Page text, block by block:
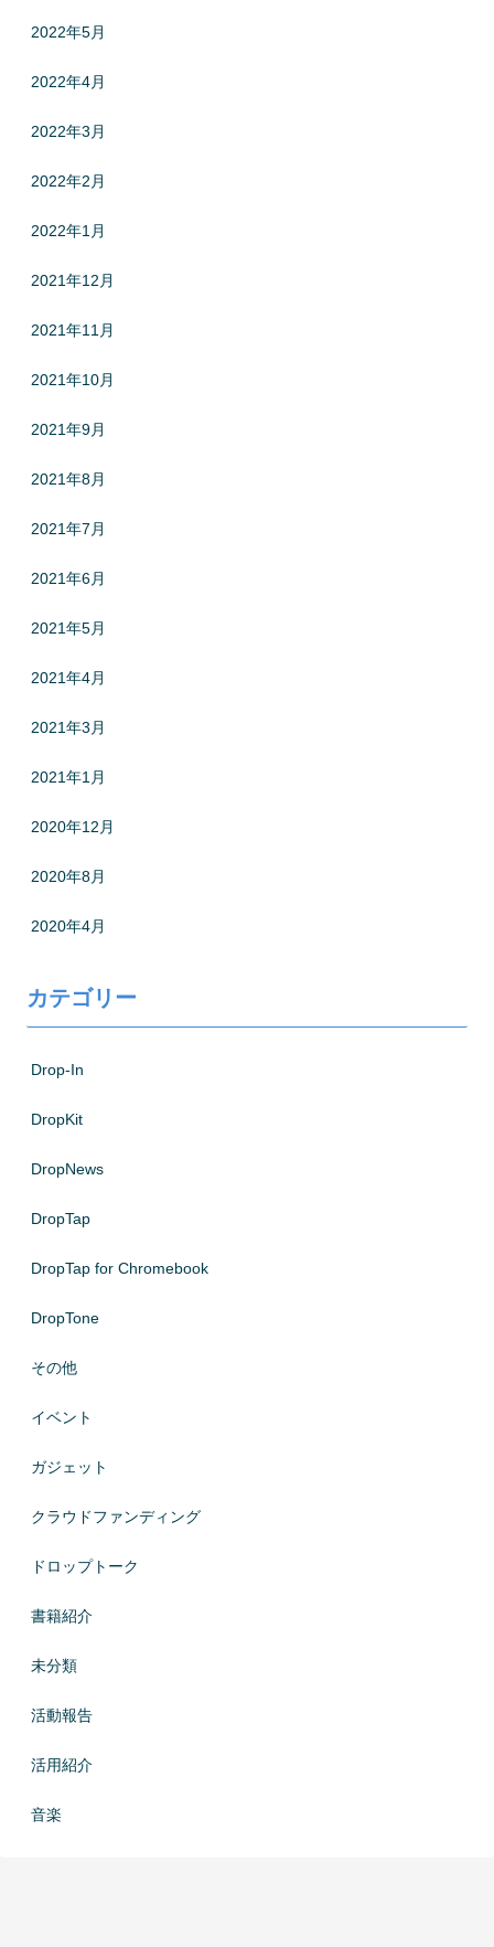
2022年5月
2022年4月
2022年3月
2022年2月
2022年1月
2021年12月
2021年11月
2021年10月
2021年9月
2021年8月
2021年7月
2021年6月
2021年5月
2021年4月
2021年3月
2021年1月
2020年12月
2020年8月
2020年4月
カテゴリー
Drop-In
DropKit
DropNews
DropTap
DropTap for Chromebook
DropTone
その他
イベント
ガジェット
クラウドファンディング
ドロップトーク
書籍紹介
未分類
活動報告
活用紹介
音楽